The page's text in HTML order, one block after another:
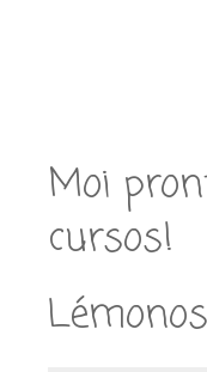
Moi
cursos!